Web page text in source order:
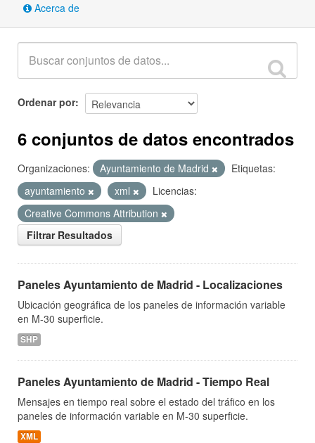
Acerca de
Ordenar por
6 conjuntos de datos encontrados
Organizaciones: Ayuntamiento de Madrid
Etiquetas:
ayuntamiento
xml
Licencias:
Creative Commons Attribution
Filtrar Resultados
Paneles Ayuntamiento de Madrid - Localizaciones
Ubicación geográfica de los paneles de información variable
en M-30 superficie.
SHP
Paneles Ayuntamiento de Madrid - Tiempo Real
Mensajes en tiempo real sobre el estado del tráfico en los
paneles de información variable en M-30 superficie.
XML